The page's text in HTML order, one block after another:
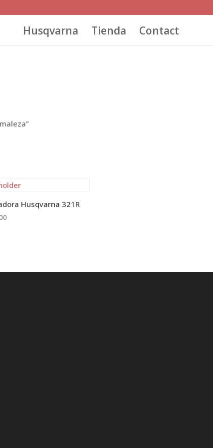
Husqvarna Tienda Contact
Husqvarna 321R